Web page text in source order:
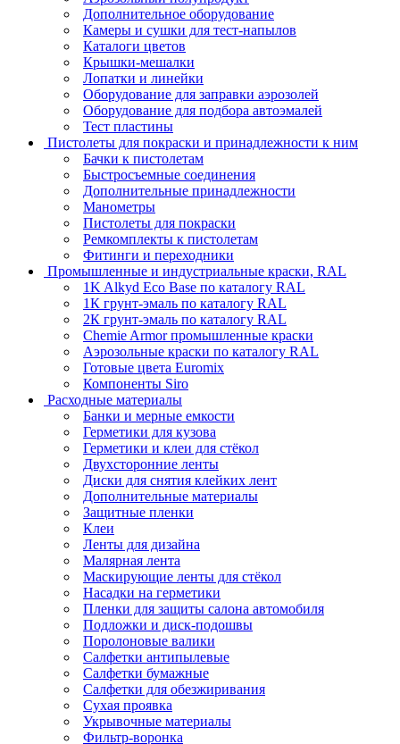
Дополнительное оборудование
Камеры и сушки для тест-напылов
Каталоги цветов
Крышки-мешалки
Лопатки и линейки
Оборудование для заправки аэрозолей
Оборудование для подбора автоэмалей
Тест пластины
Пистолеты для покраски и принадлежности к ним
Бачки к пистолетам
Быстросъемные соединения
Дополнительные принадлежности
Манометры
Пистолеты для покраски
Ремкомплекты к пистолетам
Фитинги и переходники
Промышленные и индустриальные краски, RAL
1K Alkyd Eco Base по каталогу RAL
1К грунт-эмаль по каталогу RAL
2К грунт-эмаль по каталогу RAL
Chemie Armor промышленные краски
Аэрозольные краски по каталогу RAL
Готовые цвета Euromix
Компоненты Siro
Расходные материалы
Банки и мерные емкости
Герметики для кузова
Герметики и клеи для стёкол
Двухсторонние ленты
Диски для снятия клейких лент
Дополнительные материалы
Защитные пленки
Клеи
Ленты для дизайна
Малярная лента
Маскирующие ленты для стёкол
Насадки на герметики
Пленки для защиты салона автомобиля
Подложки и диск-подошвы
Поролоновые валики
Салфетки антипылевые
Салфетки бумажные
Салфетки для обезжиривания
Сухая проявка
Укрывочные материалы
Фильтр-воронка